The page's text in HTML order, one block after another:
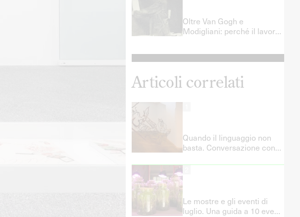
Oltre Van Gogh e
Modigliani: perché il lavoro
del lavoro servono davvero
Articoli correlati
Quando il linguaggio non
basta. Conversazione con
ciclo di mostre di Centrale
Fies
Le mostre e gli eventi di
luglio. Una guida a 10 eventi